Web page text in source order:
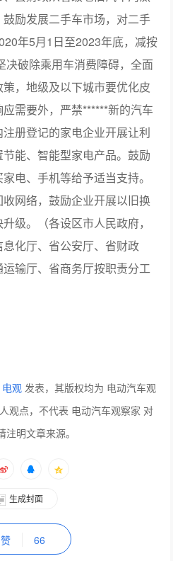
励发展二手车市场，对二手
年5月1日至2023年底，减按
决破除乘用车消费障碍，全面
，地级及以下城市要优化皮
需要外，严禁******新的汽车
册登记的家电企业开展让利
能、智能型家电产品。鼓励
电、手机等给予适当支持。
网络，鼓励企业开展以旧换
级。（各设区市人民政府，
化厅、省公安厅、省财政
输厅、省商务厅按职责分工
电观 发表，其版权均为 电动汽车观
观点，不代表 电动汽车观察家 对
明文章来源。
生成封面
赞 66